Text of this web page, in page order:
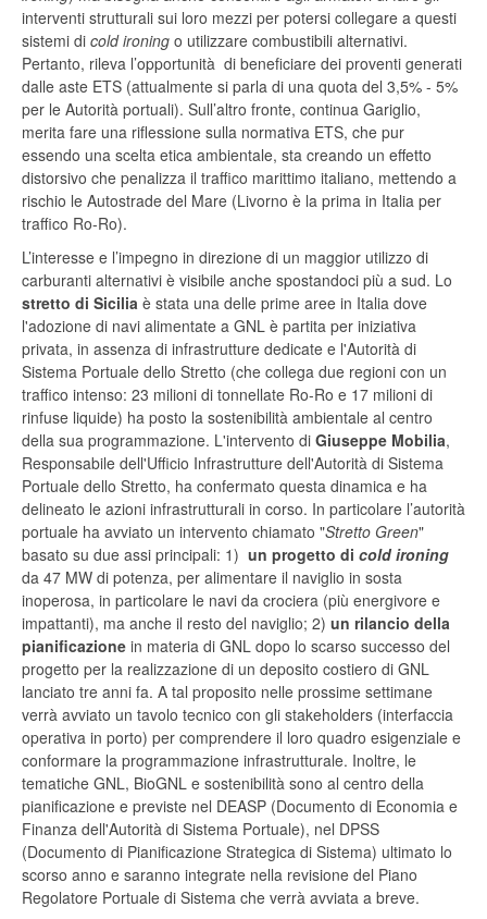
interventi strutturali sui loro mezzi per potersi collegare a questi
sistemi di cold ironing o utilizzare combustibili alternativi.
Pertanto, rileva l’opportunità di beneficiare dei proventi generati
dalle aste ETS (attualmente si parla di una quota del 3,5% - 5%
per le Autorità portuali). Sull’altro fronte, continua Gariglio,
merita fare una riflessione sulla normativa ETS, che pur
essendo una scelta etica ambientale, sta creando un effetto
distorsivo che penalizza il traffico marittimo italiano, mettendo a
rischio le Autostrade del Mare (Livorno è la prima in Italia per
traffico Ro-Ro).
L’interesse e l’impegno in direzione di un maggior utilizzo di
carburanti alternativi è visibile anche spostandoci più a sud. Lo
stretto di Sicilia è stata una delle prime aree in Italia dove
l'adozione di navi alimentate a GNL è partita per iniziativa
privata, in assenza di infrastrutture dedicate e l'Autorità di
Sistema Portuale dello Stretto (che collega due regioni con un
traffico intenso: 23 milioni di tonnellate Ro-Ro e 17 milioni di
rinfuse liquide) ha posto la sostenibilità ambientale al centro
della sua programmazione. L'intervento di Giuseppe Mobilia,
Responsabile dell'Ufficio Infrastrutture dell'Autorità di Sistema
Portuale dello Stretto, ha confermato questa dinamica e ha
delineato le azioni infrastrutturali in corso. In particolare l’autorità
portuale ha avviato un intervento chiamato "Stretto Green"
basato su due assi principali: 1) un progetto di cold ironing
da 47 MW di potenza, per alimentare il naviglio in sosta
inoperosa, in particolare le navi da crociera (più energivore e
impattanti), ma anche il resto del naviglio; 2) un rilancio della
pianificazione in materia di GNL dopo lo scarso successo del
progetto per la realizzazione di un deposito costiero di GNL
lanciato tre anni fa. A tal proposito nelle prossime settimane
verrà avviato un tavolo tecnico con gli stakeholders (interfaccia
operativa in porto) per comprendere il loro quadro esigenziale e
conformare la programmazione infrastrutturale. Inoltre, le
tematiche GNL, BioGNL e sostenibilità sono al centro della
pianificazione e previste nel DEASP (Documento di Economia e
Finanza dell'Autorità di Sistema Portuale), nel DPSS
(Documento di Pianificazione Strategica di Sistema) ultimato lo
scorso anno e saranno integrate nella revisione del Piano
Regolatore Portuale di Sistema che verrà avviata a breve.